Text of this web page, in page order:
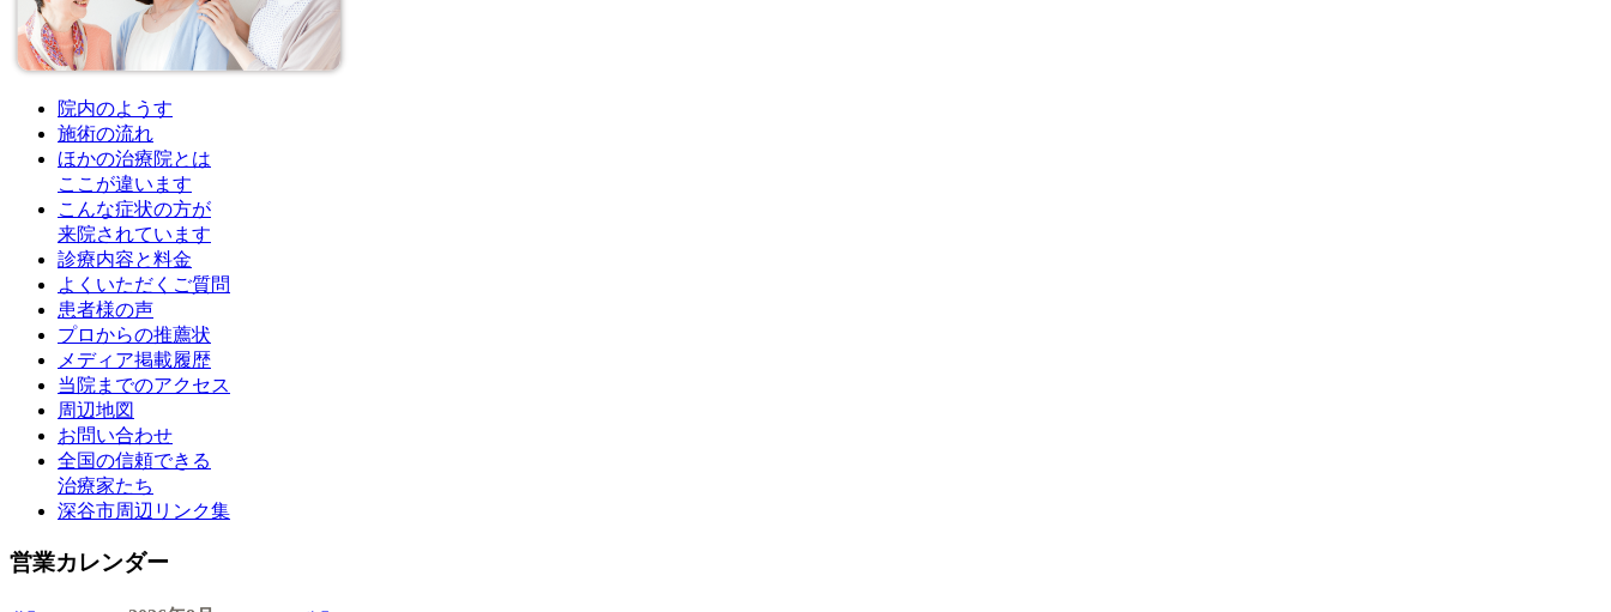
院内のようす
施術の流れ
ほかの治療院とは
ここが違います
こんな症状の方が
来院されています
診療内容と料金
よくいただくご質問
患者様の声
プロからの推薦状
メディア掲載履歴
当院までのアクセス
周辺地図
お問い合わせ
全国の信頼できる
治療家たち
深谷市周辺リンク集
営業カレンダー